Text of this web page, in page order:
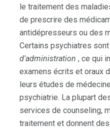
le traitement des
de prescrire des
antidépresseurs ou des
Certains psychiatres sont
d'administration , ce qui
examens écrits et oraux
leurs études de
psychiatrie. La plupart
services de counseling,
traitement et donnent